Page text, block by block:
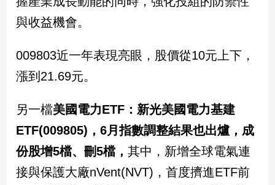
與收益機會。
009803近一年表現亮眼，股價從10元上下，
漲到21.69元。
另一檔美國電力ETF：新光美國電力基建
ETF(009805)，6月指數調整結果也出爐，成
份股增5檔、刪5檔，其中，新增全球電氣連
接與保護大廠nVent(NVT)，首度擠進ETF前